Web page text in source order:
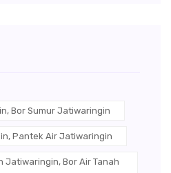
Bor Sumur Jatiwaringin
Pantek Air Jatiwaringin
Jatiwaringin, Bor Air Tanah